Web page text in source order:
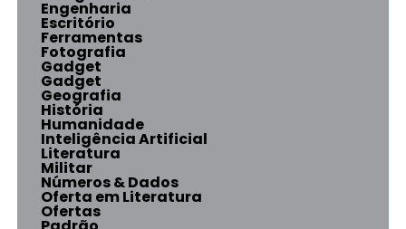
Engenharia
Escritório
Ferramentas
Fotografia
Gadget
Gadget
Geografia
História
Humanidade
Inteligência Artificial
Literatura
Militar
Números & Dados
Oferta em Literatura
Ofertas